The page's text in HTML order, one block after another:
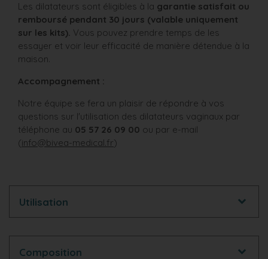
Les dilatateurs sont éligibles à la garantie satisfait ou
remboursé pendant 30 jours (valable uniquement
sur les kits). Vous pouvez prendre temps de les
essayer et voir leur efficacité de manière détendue à la
maison.
Accompagnement :
Notre équipe se fera un plaisir de répondre à vos
questions sur l'utilisation des dilatateurs vaginaux par
téléphone au 05 57 26 09 00 ou par e-mail
(info@bivea-medical.fr)
Utilisation
Composition